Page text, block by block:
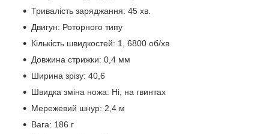
Тривалість заряджання: 45 хв.
Двигун: Роторного типу
Кількість швидкостей: 1, 6800 об/хв
Довжина стрижки: 0,4 мм
Ширина зрізу: 40,6
Швидка зміна ножа: Ні, на гвинтах
Мережевий шнур: 2,4 м
Вага: 186 г